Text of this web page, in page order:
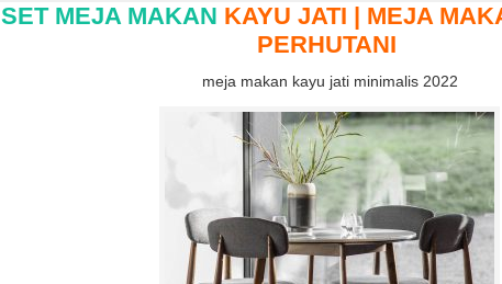
SET MEJA MAKAN KAYU JATI | MEJA
PERHUTANI
meja makan kayu jati minimalis 2022